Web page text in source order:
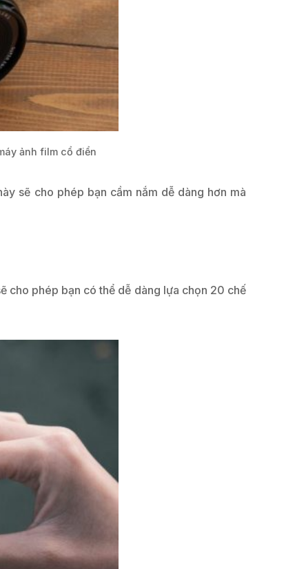
ảnh film cổ điển
sẽ cho phép bạn cầm nắm dễ dàng hơn mà
cho phép bạn có thể dễ dàng lựa chọn 20 chế